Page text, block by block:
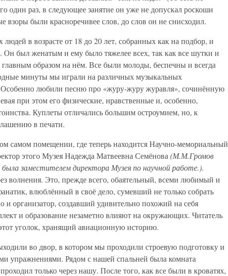
один раз, в следующее занятие он уже не допускал роскоши
взоры были красноречивее слов, до слов он не снисходил.
в возрасте от 18 до 20 лет, собранных как на подбор, и
Он был женатым и ему было тяжелее всех, так как все шутки и
главным образом на нём. Все были молоды, беспечны и всегда
минуты мы играли на различных музыкальных
Особенно любили песню про «журу-журу журавля», сочинённую
при этом его физические, нравственные и, особенно,
Куплеты отличались большим остроумием, но, к
в печати.
самом помещении, где теперь находится Научно-мемориальный
этого Музея Надежда Матвеевна Семёнова (М.М.Громов
заместителем директора Музея по научной работе.).
волнения. Это, прежде всего, обаятельный, всеми любимый и
влюблённый в своё дело, сумевший не только собрать
организатор, создавший удивительно похожий на себя
и образование незаметно влияют на окружающих. Читатель
уголок, хранящий авиационную историю.
во двор, в котором мы проходили строевую подготовку и
упражнениями. Рядом с нашей спальней была комната
только через нашу. После того, как все были в кроватях,